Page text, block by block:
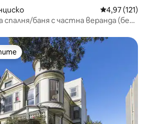
Средна
4,97 (121)
баня с частна веранда (без
на гостите